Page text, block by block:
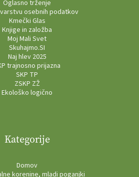
Oglasno trženje
osebnih podatkov
Kmečki Glas
Knjige in založba
Moj Mali Svet
Skuhajmo.SI
Naj hlev 2025
trajnosno prijazna
SKP TP
ZSKP ZŽ
Ekološko logično
Kategorije
Domov
korenine, mladi poganjki